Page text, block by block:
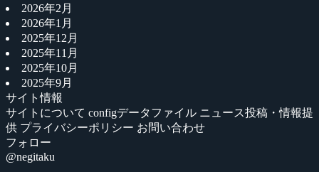
2026年2月
2026年1月
2025年12月
2025年11月
2025年10月
2025年9月
サイト情報
サイトについて configデータファイル ニュース投稿・情報提
供 プライバシーポリシー お問い合わせ
フォロー
@negitaku